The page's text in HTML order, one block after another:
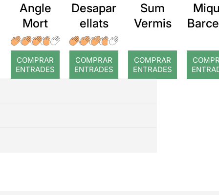
Angle
Mort
COMPRAR
ENTRADES
Desapar
ellats
COMPRAR
ENTRADES
Sum
Vermis
COMPRAR
ENTRADES